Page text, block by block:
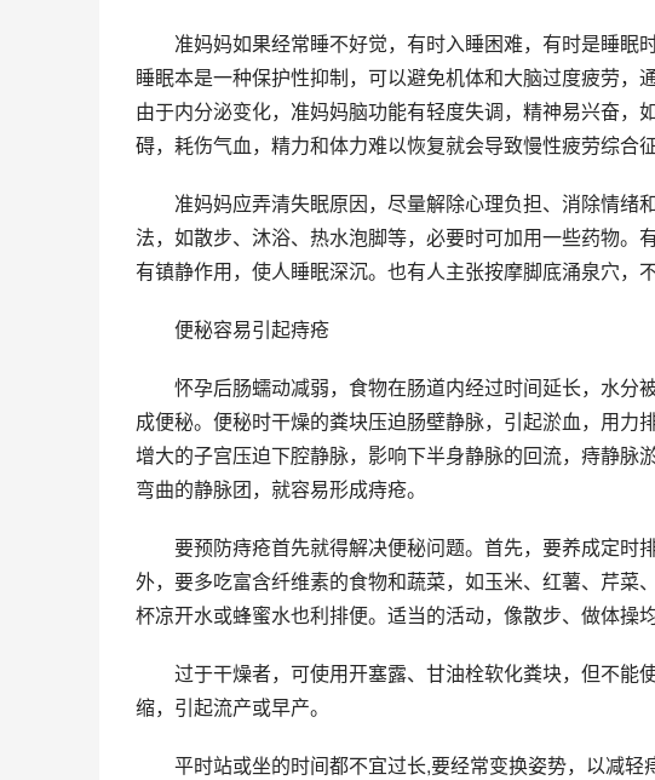
准妈妈如果经常睡不好觉，有时入睡困难，有时是睡眠
睡眠本是一种保护性抑制，可以避免机体和大脑过度疲劳
由于内分泌变化，准妈妈脑功能有轻度失调，精神易兴奋
碍，耗伤气血，精力和体力难以恢复就会导致慢性疲劳综合征
准妈妈应弄清失眠原因，尽量解除心理负担、消除情绪
法，如散步、沐浴、热水泡脚等，必要时可加用一些药物。
有镇静作用，使人睡眠深沉。也有人主张按摩脚底涌泉穴，不
便秘容易引起痔疮
怀孕后肠蠕动减弱，食物在肠道内经过时间延长，水分
成便秘。便秘时干燥的粪块压迫肠壁静脉，引起淤血，用力
增大的子宫压迫下腔静脉，影响下半身静脉的回流，痔静脉
弯曲的静脉团，就容易形成痔疮。
要预防痔疮首先就得解决便秘问题。首先，要养成定时
外，要多吃富含纤维素的食物和蔬菜，如玉米、红薯、芹
杯凉开水或蜂蜜水也利排便。适当的活动，像散步、做体操
过于干燥者，可使用开塞露、甘油栓软化粪块，但不能
缩，引起流产或早产。
平时站或坐的时间都不宜过长,要经常变换姿势，以减轻